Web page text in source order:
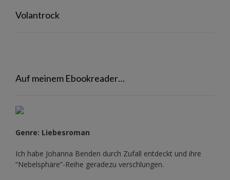
Volantrock
Auf meinem Ebookreader…
Genre: Liebesroman
Ich habe Johanna Benden durch Zufall entdeckt und ihre
“Nebelsphäre”-Reihe geradezu verschlungen.